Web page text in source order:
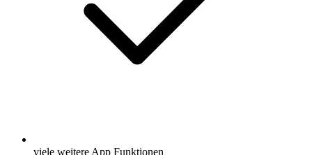
viele weitere App Funktionen